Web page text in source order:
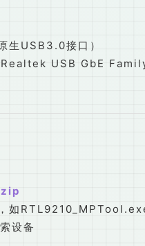
生USB3.0接口）
USB GbE
如
设备